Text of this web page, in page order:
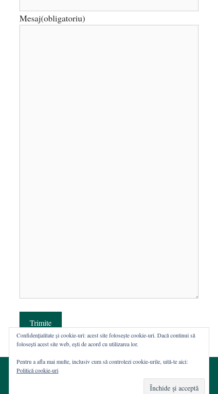
Mesaj(obligatoriu)
Trimite
Confidențialitate și cookie-uri: acest site folosește cookie-uri. Dacă continui să
folosești acest site web, ești de acord cu utilizarea lor.
Pentru a afla mai multe, inclusiv cum să controlezi cookie-urile, uită-te aici:
Politică cookie-uri